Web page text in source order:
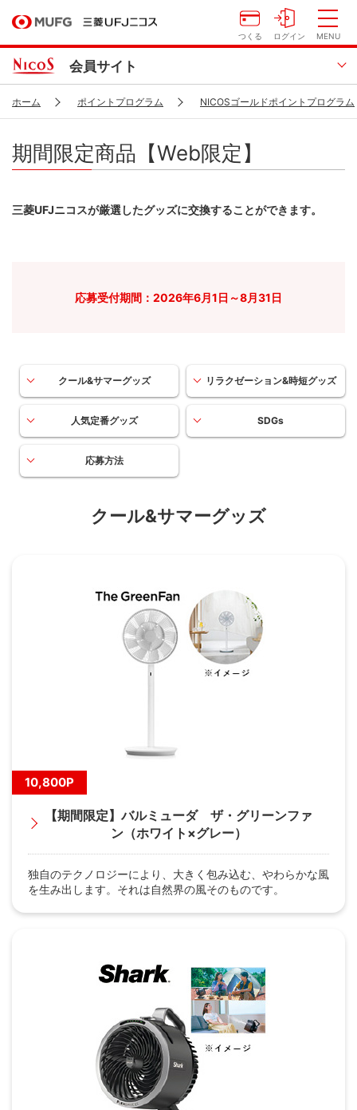
つくる ログイン MENU
会員サイト
ホーム ポイントプログラム NICOSゴールドポイントプログラム
期間限定商品【Web限定】
三菱UFJニコスが厳選したグッズに交換することができます。
応募受付期間：2026年6月1日～8月31日
クール&サマーグッズ リラクゼーション&時短グッズ
人気定番グッズ SDGs
応募方法
クール&サマーグッズ
10,800P
【期間限定】バルミューダ ザ・グリーンファ
ン（ホワイト×グレー）
独自のテクノロジーにより、大きく包み込む、やわらかな風
を生み出します。それは自然界の風そのものです。